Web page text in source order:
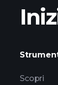
Scopri